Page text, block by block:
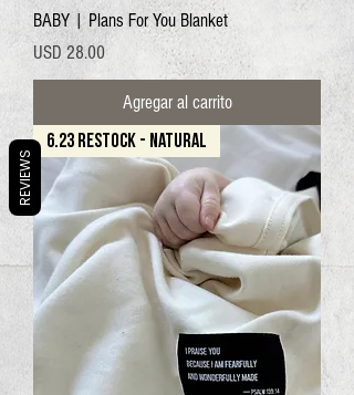
BABY | Plans For You Blanket
Precio
USD 28.00
Agregar al carrito
6.23 RESTOCK - NATURAL
REVIEWS